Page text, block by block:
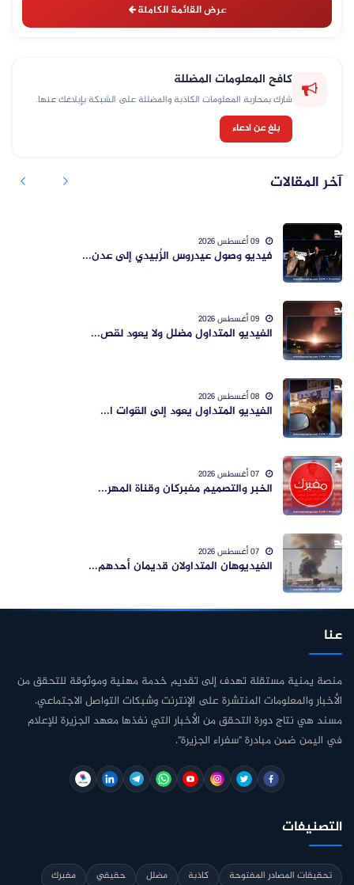
عرض القائمة الكاملة
كافح المعلومات المضللة
شارك بمحاربة المعلومات الكاذبة والمضللة على الشبكة بإبلاغك عنها.
بلغ عن ادعاء
آخر المقالات
فيديو وصول عيدروس الزُبيدي إلى عدن...
الفيديو المتداول مضلل ولا يعود لقص...
الفيديو المتداول يعود إلى القوات ا...
الخبر والتصميم مفبركان وقناة المهر...
الفيديوهان المتداولان قديمان أحدهم...
عنا
منصة يمنية مستقلة تهدف إلى تقديم خدمة مهنية وموثوقة للتحقق من
الأخبار والمعلومات المنتشرة على الإنترنت وشبكات التواصل الاجتماعي.
مسند هي نتاج دورة التحقق من الأخبار التي نفذها معهد الجزيرة للإعلام
في اليمن ضمن مبادرة "سفراء الجزيرة".
التصنيفات
تحقيقات المصادر المفتوحة كاذبة مضلل حقيقي
مفبرك